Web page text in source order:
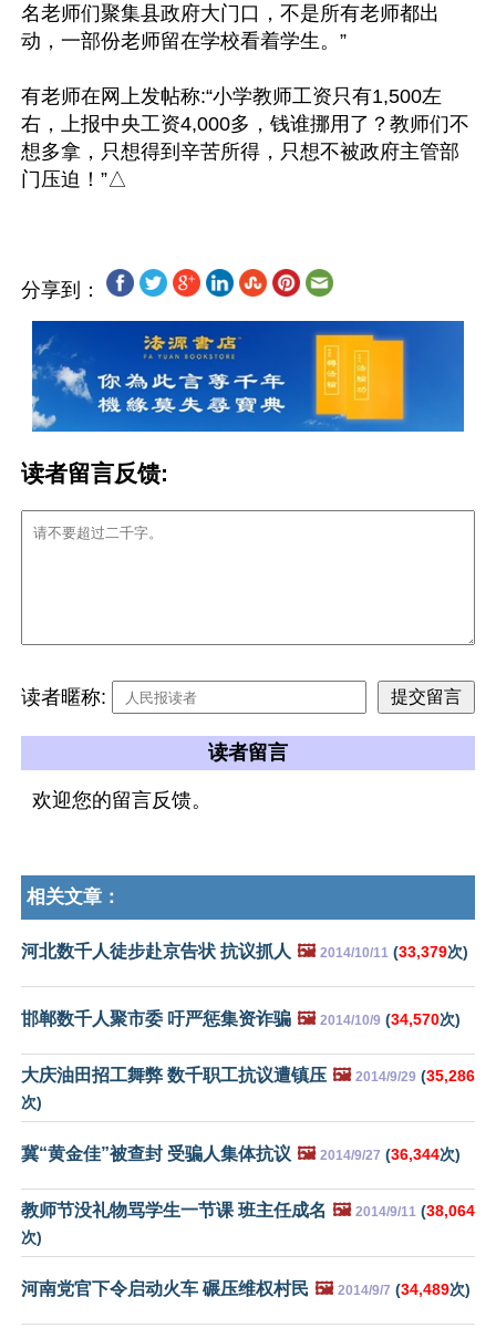
名老师们聚集县政府大门口，不是所有老师都出
动，一部份老师留在学校看着学生。”
有老师在网上发帖称:“小学教师工资只有1,500左
右，上报中央工资4,000多，钱谁挪用了？教师们不
想多拿，只想得到辛苦所得，只想不被政府主管部
分享到：
读者留言反馈:
读者暱称:
读者留言
欢迎您的留言反馈。
相关文章：
河北数千人徒步赴京告状 抗议抓人 🖼️ 2014/10/11 (33,379次)
邯郸数千人聚市委 吁严惩集资诈骗 🖼️ 2014/10/9 (34,570次)
大庆油田招工舞弊 数千职工抗议遭镇压 🖼️ 2014/9/29 (35,286
次)
冀“黄金佳”被查封 受骗人集体抗议 🖼️ 2014/9/27 (36,344次)
教师节没礼物骂学生一节课 班主任成名 🖼️ 2014/9/11 (38,064
次)
河南党官下令启动火车 碾压维权村民 🖼️ 2014/9/7 (34,489次)